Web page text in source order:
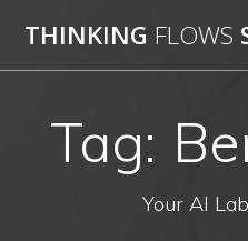
THINKING FLOWS
Tag:
Your AI